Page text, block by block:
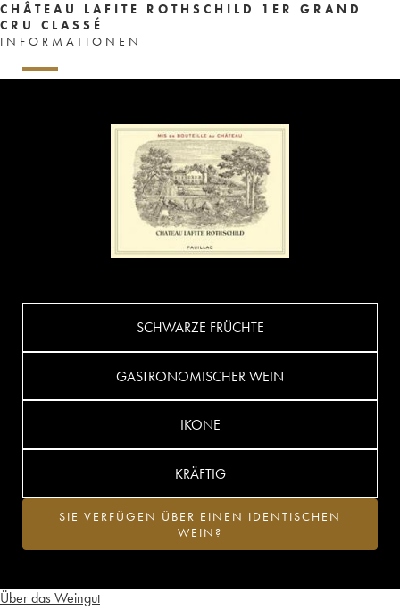
CHÂTEAU LAFITE ROTHSCHILD 1ER GRAND
CRU CLASSÉ
INFORMATIONEN
Über das Weingut
SCHWARZE FRÜCHTE
GASTRONOMISCHER WEIN
IKONE
KRÄFTIG
SIE VERFÜGEN ÜBER EINEN IDENTISCHEN
WEIN?